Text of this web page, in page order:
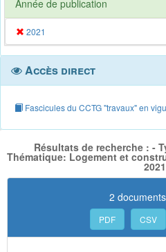
Année de publication
2021
Accès direct
Fascicules du CCTG "travaux" en
Résultats de recherche : -
Thématique: Logement et
2021
2
PDF CSV